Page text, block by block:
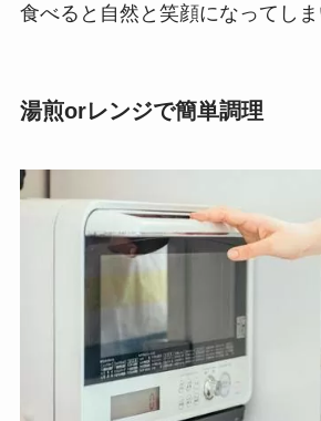
食べると自然と笑顔になってし
湯煎orレンジで簡単調理